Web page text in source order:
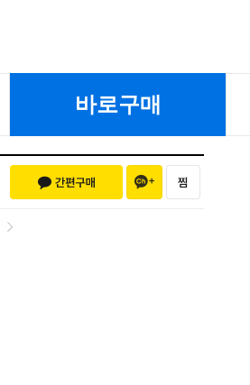
바로구매